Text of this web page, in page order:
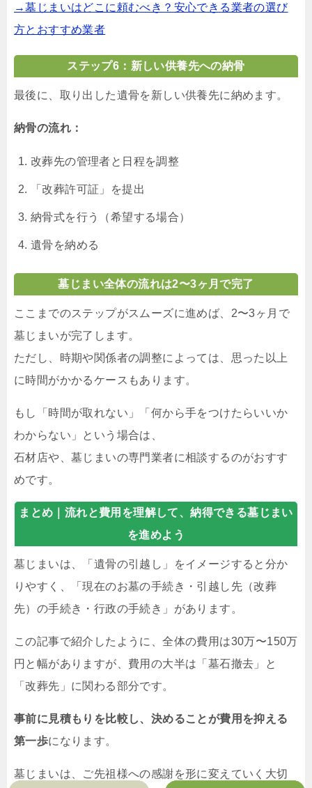
→墓じまいはどこに頼むべき？安心できる業者の選び
方とおすすめ業者
ステップ6：新しい供養先への納骨
最後に、取り出した遺骨を新しい供養先に納めます。
納骨の流れ：
改葬先の管理者と日程を調整
「改葬許可証」を提出
納骨式を行う（希望する場合）
遺骨を納める
墓じまい全体の流れは2〜3ヶ月で完了
ここまでのステップがスムーズに進めば、2〜3ヶ月で
墓じまいが完了します。
ただし、時期や関係者の調整によっては、思った以上
に時間がかかるケースもあります。
もし「時間が取れない」「何から手をつけたらいいか
わからない」という場合は、
石材店や、墓じまいの専門業者に相談するのがおすす
めです。
まとめ｜ 流れと費用を理解して、納得できる墓じまい
を進めよう
墓じまいは、「遺骨の引越し」をイメージすると分か
りやすく、「現在のお墓の手続き・引越し先（改葬
先）の手続き・行政の手続き」があります。
この記事で紹介したように、全体の費用は30万〜150万
円と幅がありますが、費用の大半は「墓石撤去」と
「改葬先」に関わる部分です。
事前に見積もりを比較し、決めることが費用を抑える
第一歩になります。
墓じまいは、ご先祖様への感謝を形に変えていく大切